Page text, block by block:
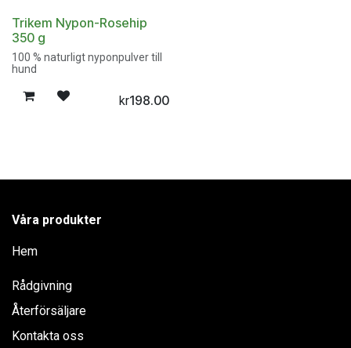
Trikem Nypon-Rosehip
350 g
100 % naturligt nyponpulver till
hund
kr198.00
Våra produkter
Hem
Rådgivning
Återförsäljare
Kontakta oss